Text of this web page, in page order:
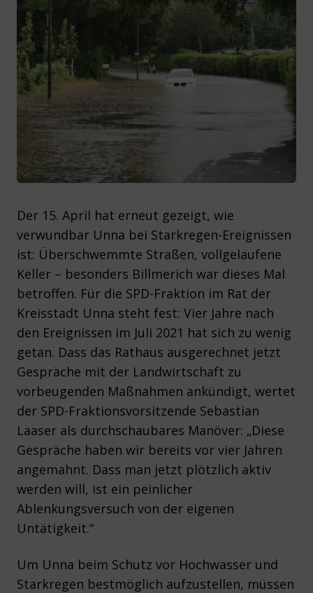
Der 15. April hat erneut gezeigt, wie
verwundbar Unna bei Starkregen-Ereignissen
ist: Überschwemmte Straßen, vollgelaufene
Keller – besonders Billmerich war dieses Mal
betroffen. Für die SPD-Fraktion im Rat der
Kreisstadt Unna steht fest: Vier Jahre nach
den Ereignissen im Juli 2021 hat sich zu wenig
getan. Dass das Rathaus ausgerechnet jetzt
Gespräche mit der Landwirtschaft zu
vorbeugenden Maßnahmen ankündigt, wertet
der SPD-Fraktionsvorsitzende Sebastian
Laaser als durchschaubares Manöver: „Diese
Gespräche haben wir bereits vor vier Jahren
angemahnt. Dass man jetzt plötzlich aktiv
werden will, ist ein peinlicher
Ablenkungsversuch von der eigenen
Untätigkeit.“
Um Unna beim Schutz vor Hochwasser und
Starkregen bestmöglich aufzustellen, müssen